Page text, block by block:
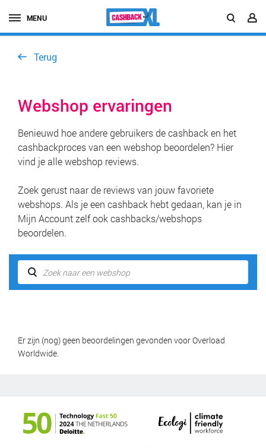
MENU
Terug
Webshop ervaringen
Benieuwd hoe andere gebruikers de cashback en het
cashbackproces van een webshop beoordelen? Hier
vind je alle webshop reviews.
Zoek gerust naar de reviews van jouw favoriete
webshops. Als je een cashback hebt gedaan, kan je in
Mijn Account zelf ook cashbacks/webshops
beoordelen.
Er zijn (nog) geen beoordelingen gevonden voor Overload
Worldwide.